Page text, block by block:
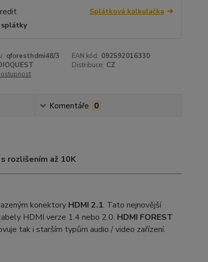
Splátková kalkulačka
splátky
qforesthdmi48/3 EAN kód: 092592016330
Distribuce: CZ
Komentáře 0
rozlišením až 10K
konektory HDMI 2.1. Tato nejnovější
HDMI verze 1.4 nebo 2.0. HDMI FOREST
tak i starším typům audio / video zařízení.